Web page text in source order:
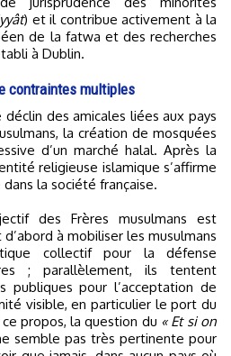
) et il contribue activement à la
de la fatwa et des recherches
à Dublin.
contraintes multiples
la création de mosquées
d’un marché halal. Après la
religieuse islamique s’affirme
la société française.
des Frères musulmans est
à mobiliser les musulmans
collectif pour la défense
; parallèlement, ils tentent
publiques pour l’acceptation de
visible, en particulier le port du
propos, la question du « Et si on
semble pas très pertinente pour